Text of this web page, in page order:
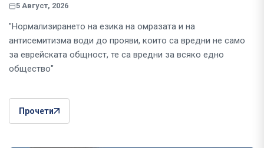
5 Август, 2026
"Нормализирането на езика на омразата и на
антисемитизма води до прояви, които са вредни не само
за еврейската общност, те са вредни за всяко едно
общество"
Прочети